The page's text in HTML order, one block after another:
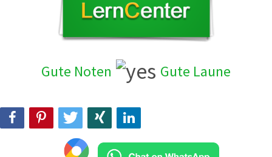
Gute Noten Gute Laune